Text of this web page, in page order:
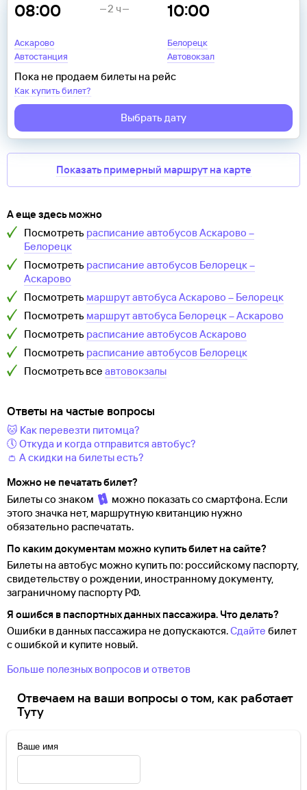
08:00
Аскарово
Автостанция
10:00
Белорецк
Автовокзал
2 ч
Пока не продаем билеты на рейс
Как купить билет?
Выбрать дату
Показать примерный маршрут на карте
А еще здесь можно
Посмотреть расписание автобусовАскарово –
Белорецк
Посмотреть расписание автобусов Белорецк–
Аскарово
Посмотреть маршрут автобуса Аскарово – Белорецк
Посмотреть маршрут автобуса Белорецк–Аскарово
Посмотреть расписание автобусовАскарово
Посмотреть расписание автобусов Белорецк
Посмотреть все автовокзалы
Ответы на частые вопросы
🐱 Как перевезти питомца?
🕔 Откуда и когда отправится автобус?
👛 А скидки на билеты есть?
Можно не печатать билет?
Билеты со знаком
можно показать со смартфона. Если
этого значка нет, маршрутную квитанцию нужно
обязательно распечатать.
По каким документам можно купить билет на сайте?
Билеты на автобус можно купить по: российскому паспорту,
свидетельству о рождении, иностранному документу,
заграничному паспорту РФ.
Я ошибся в паспортных данных пассажира. Что делать?
Ошибки в данных пассажира не допускаются.Сдайте билет
с ошибкой и купите новый.
Больше полезных вопросов и ответов
Отвечаем на ваши вопросы о том, как работает
Туту
Ваше имя